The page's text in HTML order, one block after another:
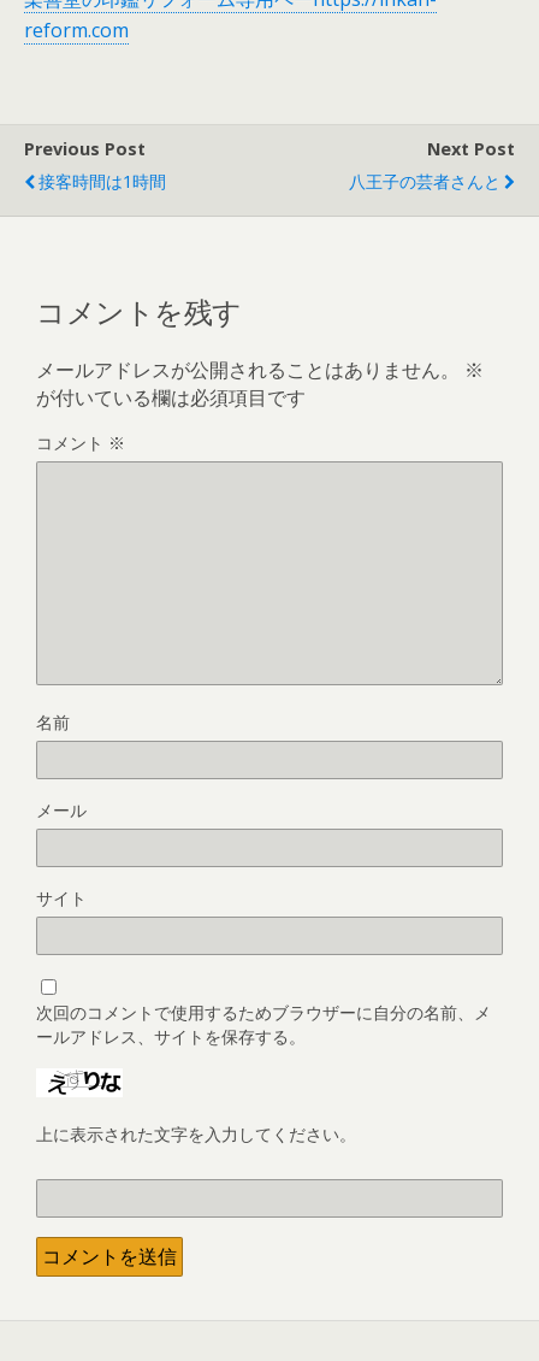
reform.com
Previous Post
接客時間は1時間
Next Post
八王子の芸者さんと
コメントを残す
メールアドレスが公開されることはありません。
※
が付いている欄は必須項目です
コメント ※
名前
メール
サイト
次回のコメントで使用するためブラウザーに自分の名前、メ
ールアドレス、サイトを保存する。
上に表示された文字を入力してください。